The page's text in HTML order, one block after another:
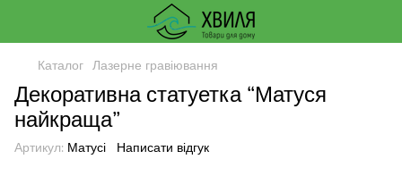
Каталог Лазерне гравіювання
Декоративна статуетка “Матуся
найкраща”
Артикул: Матусі Написати відгук